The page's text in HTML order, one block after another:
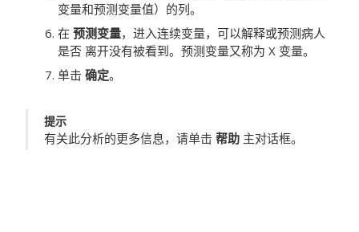
变量和预测变量值）的列。
在 预测变量，进入连续变量，可以解释或预测病人
是否 离开没有被看到。预测变量又称为 X 变量。
单击 确定。
提示
有关此分析的更多信息，请单击 帮助 主对话框。